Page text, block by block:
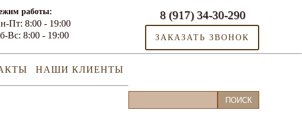
работы:
Пт: 8:00 - 19:00
Вс: 8:00 - 19:00
8 (917) 34-30-290
ЗАКАЗАТЬ ЗВОНОК
НАШИ КЛИЕНТЫ